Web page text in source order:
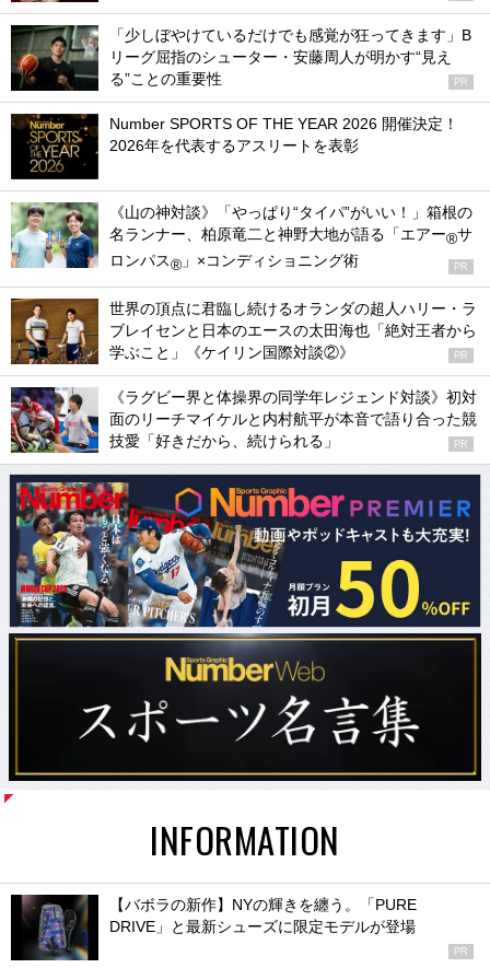
「少しぼやけているだけでも感覚が狂ってきます」B
リーグ屈指のシューター・安藤周人が明かす“見え
る”ことの重要性
PR
Number SPORTS OF THE YEAR 2026 開催決定！
2026年を代表するアスリートを表彰
《山の神対談》「やっぱり“タイパ”がいい！」箱根の
名ランナー、柏原竜二と神野大地が語る「エアー®サ
ロンパス® 」×コンディショニング術 PR
世界の頂点に君臨し続けるオランダの超人ハリー・ラ
ブレイセンと日本のエースの太田海也「絶対王者から
学ぶこと」《ケイリン国際対談②》
PR
《ラグビー界と体操界の同学年レジェンド対談》初対
面のリーチマイケルと内村航平が本音で語り合った競
技愛「好きだから、続けられる」
PR
INFORMATION
【バボラの新作】NYの輝きを纏う。「PURE
DRIVE」と最新シューズに限定モデルが登場
PR